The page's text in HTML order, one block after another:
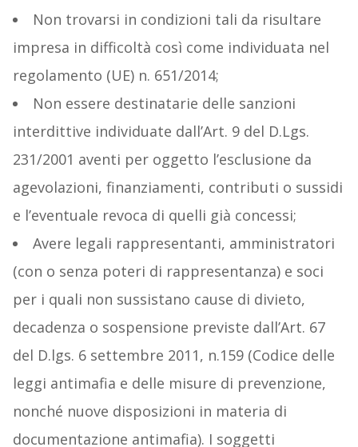
Non trovarsi in condizioni tali da risultare
impresa in difficoltà così come individuata nel
regolamento (UE) n. 651/2014;
Non essere destinatarie delle sanzioni
interdittive individuate dall’Art. 9 del D.Lgs.
231/2001 aventi per oggetto l’esclusione da
agevolazioni, finanziamenti, contributi o sussidi
e l’eventuale revoca di quelli già concessi;
Avere legali rappresentanti, amministratori
(con o senza poteri di rappresentanza) e soci
per i quali non sussistano cause di divieto,
decadenza o sospensione previste dall’Art. 67
del D.lgs. 6 settembre 2011, n.159 (Codice delle
leggi antimafia e delle misure di prevenzione,
nonché nuove disposizioni in materia di
documentazione antimafia). I soggetti